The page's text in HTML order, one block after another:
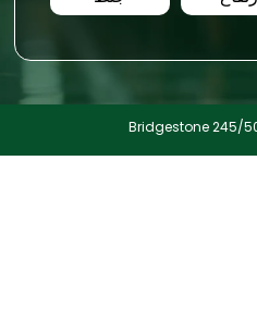
Bridgestone 245/50